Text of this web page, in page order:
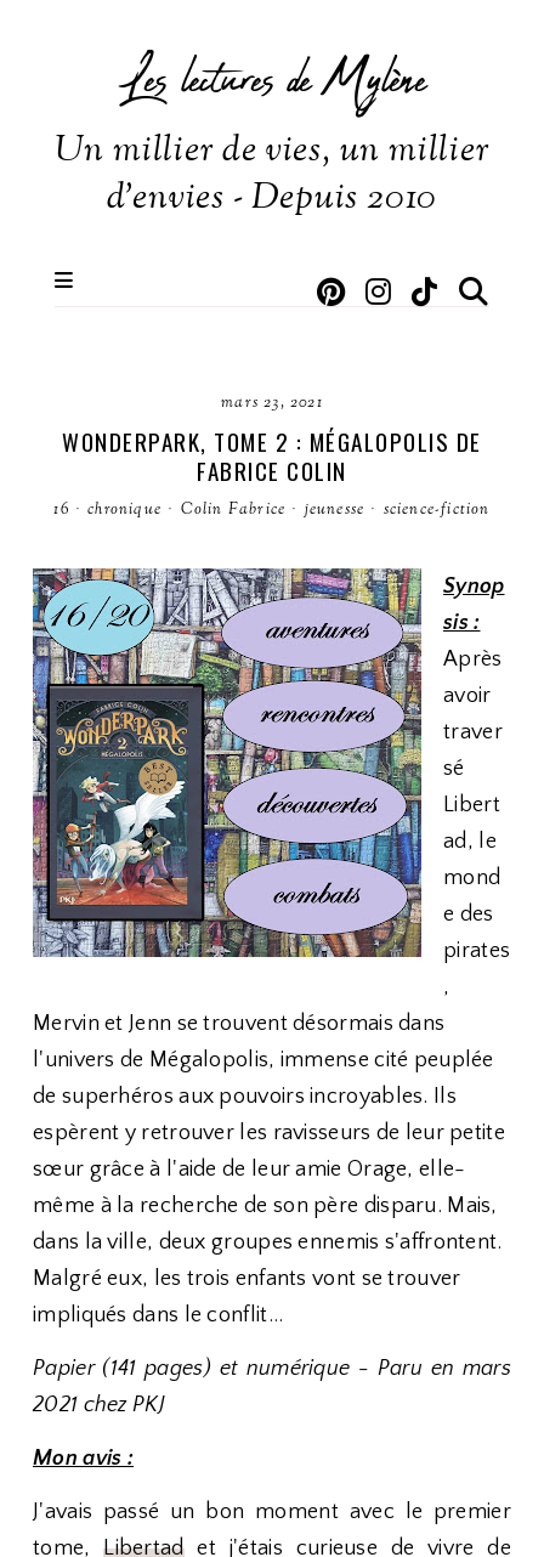
Les lectures de Mylène
Un millier de vies, un millier
d'envies - Depuis 2010
mars 23, 2021
WONDERPARK, TOME 2 : MÉGALOPOLIS DE
FABRICE COLIN
16 · chronique · Colin Fabrice · jeunesse · science-fiction
Synop
sis :
Après
avoir
traver
sé
Libert
ad, le
mond
e des
pirates
,
Mervin et Jenn se trouvent désormais dans
l'univers de Mégalopolis, immense cité peuplée
de superhéros aux pouvoirs incroyables. Ils
espèrent y retrouver les ravisseurs de leur petite
sœur grâce à l'aide de leur amie Orage, elle-
même à la recherche de son père disparu. Mais,
dans la ville, deux groupes ennemis s'affrontent.
Malgré eux, les trois enfants vont se trouver
impliqués dans le conflit…
Papier (141 pages) et numérique - Paru en mars
2021 chez PKJ
Mon avis :
J'avais passé un bon moment avec le premier
tome,Libertadet j'étais curieuse de vivre de